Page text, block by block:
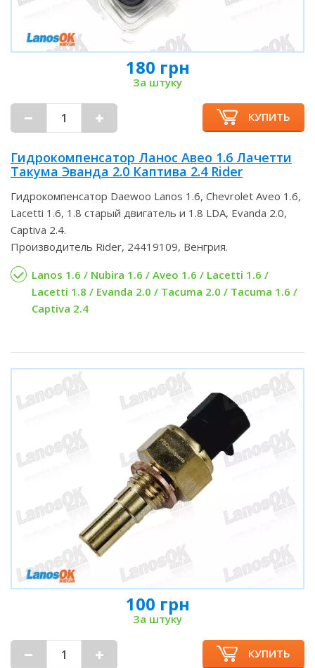
180 грн
За штуку
КУПИТЬ
Гидрокомпенсатор Ланос Авео 1.6 Лачетти
Такума Эванда 2.0 Каптива 2.4 Rider
Гидрокомпенсатор Daewoo Lanos 1.6, Chevrolet Aveo 1.6,
Lacetti 1.6, 1.8 старый двигатель и 1.8 LDA, Evanda 2.0,
Captiva 2.4.
Производитель Rider, 24419109, Венгрия.
Lanos 1.6 / Nubira 1.6 / Aveo 1.6 / Lacetti 1.6 /
Lacetti 1.8 / Evanda 2.0 / Tacuma 2.0 / Tacuma 1.6 /
Captiva 2.4
100 грн
За штуку
КУПИТЬ